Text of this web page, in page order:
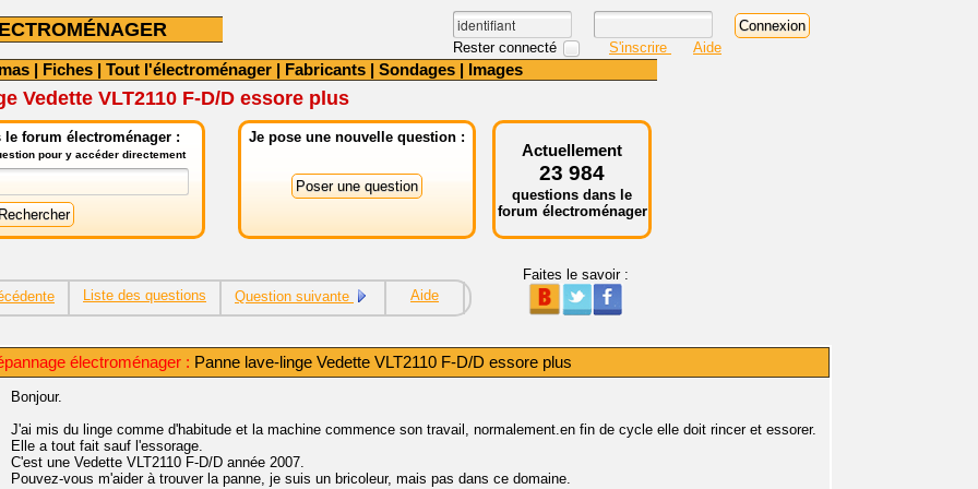
Rester connecté S'inscrire Aide
| Fiches | Tout l'électroménager | Fabricants | Sondages | Images
Vedette VLT2110 F-D/D essore plus
le forum électroménager :
pour y accéder directement
Je pose une nouvelle question :
Actuellement
23 984
questions dans le
forum électroménager
Liste des questions Question suivante Aide
Faites le savoir :
électroménager : Panne lave-linge Vedette VLT2110 F-D/D essore plus
Bonjour.
J'ai mis du linge comme d'habitude et la machine commence son travail, normalement.en fin de cycle elle doit rincer et essorer.
Elle a tout fait sauf l'essorage.
C'est une Vedette VLT2110 F-D/D année 2007.
Pouvez-vous m'aider à trouver la panne, je suis un bricoleur, mais pas dans ce domaine.